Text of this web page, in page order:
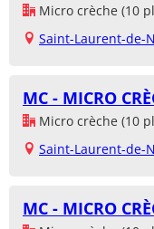
Micro crèche (10
Saint-Laurent-de-
MC - MICRO
Micro crèche (10
Saint-Laurent-de-
MC - MICRO